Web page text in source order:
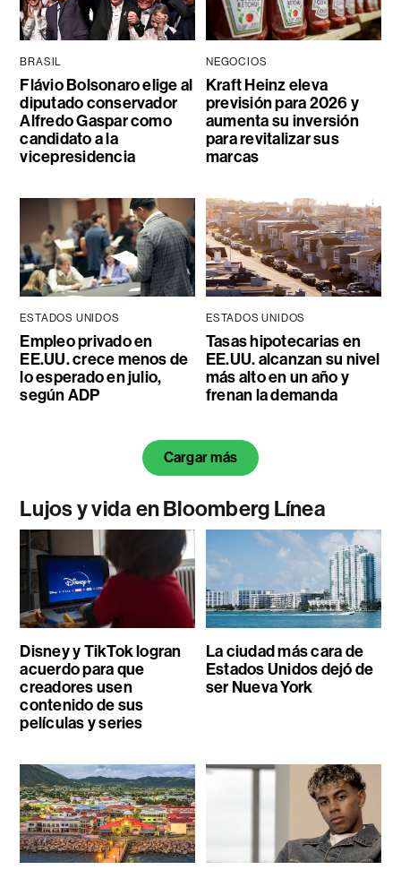
BRASIL
Flávio Bolsonaro elige al
diputado conservador
Alfredo Gaspar como
candidato a la
vicepresidencia
NEGOCIOS
Kraft Heinz eleva
previsión para 2026 y
aumenta su inversión
para revitalizar sus
marcas
ESTADOS UNIDOS
Empleo privado en
EE.UU. crece menos de
lo esperado en julio,
según ADP
ESTADOS UNIDOS
Tasas hipotecarias en
EE.UU. alcanzan su nivel
más alto en un año y
frenan la demanda
Cargar más
Lujos y vida en Bloomberg Línea
Disney y TikTok logran
acuerdo para que
creadores usen
contenido de sus
películas y series
La ciudad más cara de
Estados Unidos dejó de
ser Nueva York